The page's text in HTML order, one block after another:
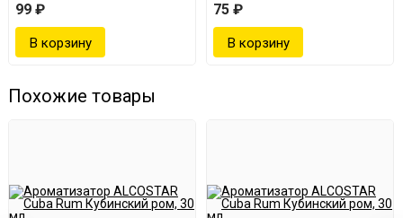
99 ₽
75 ₽
Похожие товары